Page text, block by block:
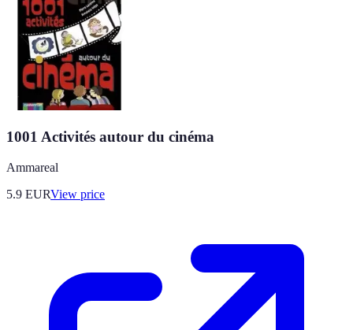
1001 Activités autour du cinéma
Ammareal
5.9 EURView price